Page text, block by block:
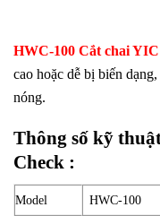
HWC-100 Cắt chai
cao hoặc dễ bị biến
nóng.
Thông số kỹ
Check :
Model HWC-100